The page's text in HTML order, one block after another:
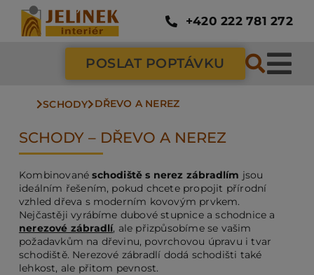
Přeskočit
obsah
+420 222 781 272
POSLAT POPTÁVKU
SCHODY DŘEVO A NEREZ
SCHODY – DŘEVO A NEREZ
Kombinované schodiště s nerez zábradlím jsou
ideálním řešením, pokud chcete propojit přírodní
vzhled dřeva s moderním kovovým prvkem.
Nejčastěji vyrábíme dubové stupnice a schodnice a
nerezové zábradlí, ale přizpůsobíme se vašim
požadavkům na dřevinu, povrchovou úpravu i tvar
schodiště. Nerezové zábradlí dodá schodišti také
lehkost, ale přitom pevnost.